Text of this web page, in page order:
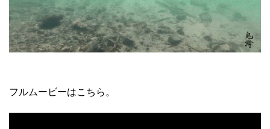
フルムービーはこちら。